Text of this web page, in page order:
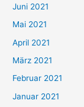
c
h
:
Juni 2021
Mai 2021
April 2021
März 2021
Februar 2021
Januar 2021